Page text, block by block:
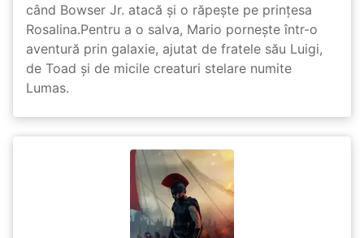
când Bowser Jr. atacă și o răpește pe prinţesa
Rosalina.Pentru a o salva, Mario pornește într-o
aventură prin galaxie, ajutat de fratele său Luigi,
de Toad și de micile creaturi stelare numite
Lumas.